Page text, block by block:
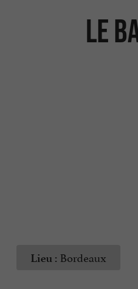
Le
Lieu : Bordeaux